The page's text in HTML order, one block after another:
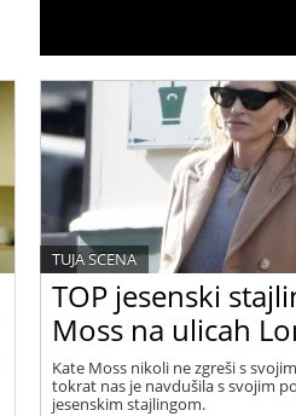
TOP jesenski
Moss na ulicah
TUJA SCENA
Kate Moss nikoli ne zgreši s
tokrat nas je navdušila s svojim
jesenskim stajlingom.